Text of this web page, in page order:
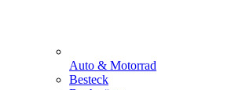
Auto & Motorrad
Besteck